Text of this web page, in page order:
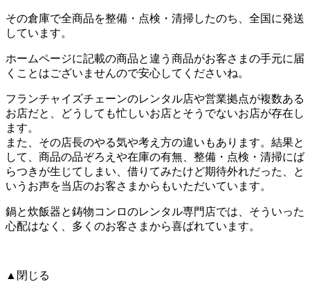
その倉庫で全商品を整備・点検・清掃したのち、全国に発送
しています。
ホームページに記載の商品と違う商品がお客さまの手元に届
くことはございませんので安心してくださいね。
フランチャイズチェーンのレンタル店や営業拠点が複数ある
お店だと、どうしても忙しいお店とそうでないお店が存在し
ます。
また、その店長のやる気や考え方の違いもあります。結果と
して、商品の品ぞろえや在庫の有無、整備・点検・清掃にば
らつきが生じてしまい、借りてみたけど期待外れだった、と
いうお声を当店のお客さまからもいただいています。
鍋と炊飯器と鋳物コンロのレンタル専門店では、そういった
心配はなく、多くのお客さまから喜ばれています。
▲閉じる